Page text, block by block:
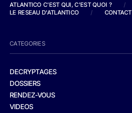
ATLANTICO C'EST QUI, C'EST QUOI ?
/
LE RESEAU D'ATLANTICO
/ CONTACT
CATEGORIES
DECRYPTAGES
DOSSIERS
RENDEZ-VOUS
VIDEOS